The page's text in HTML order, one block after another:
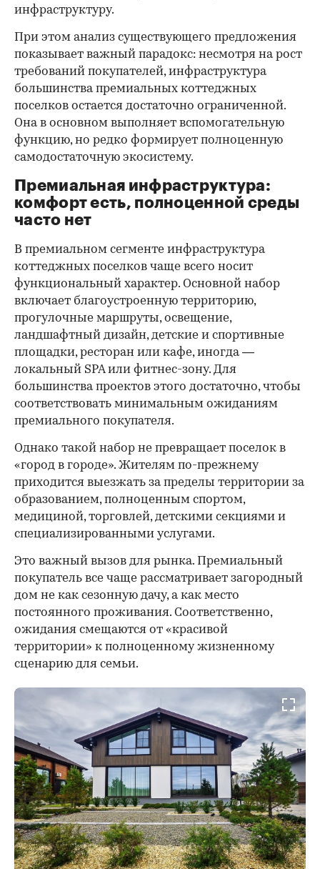
инфраструктуру.
При этом анализ существующего предложения
показывает важный парадокс: несмотря на рост
требований покупателей, инфраструктура
большинства премиальных коттеджных
поселков остается достаточно ограниченной.
Она в основном выполняет вспомогательную
функцию, но редко формирует полноценную
самодостаточную экосистему.
Премиальная инфраструктура:
комфорт есть, полноценной среды
часто нет
00:00 / 00:00
В премиальном сегменте инфраструктура
коттеджных поселков чаще всего носит
функциональный характер. Основной набор
включает благоустроенную территорию,
прогулочные маршруты, освещение,
ландшафтный дизайн, детские и спортивные
площадки, ресторан или кафе, иногда —
локальный SPA или фитнес-зону. Для
большинства проектов этого достаточно, чтобы
соответствовать минимальным ожиданиям
премиального покупателя.
Однако такой набор не превращает поселок в
«город в городе». Жителям по-прежнему
приходится выезжать за пределы территории за
образованием, полноценным спортом,
медициной, торговлей, детскими секциями и
специализированными услугами.
Это важный вызов для рынка. Премиальный
покупатель все чаще рассматривает загородный
дом не как сезонную дачу, а как место
постоянного проживания. Соответственно,
ожидания смещаются от «красивой
территории» к полноценному жизненному
сценарию для семьи.